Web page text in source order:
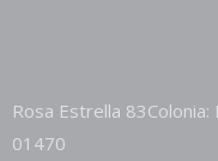
Rosa Estrella
01470